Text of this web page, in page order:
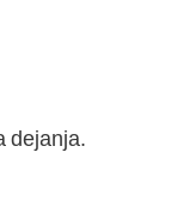
dejanja.